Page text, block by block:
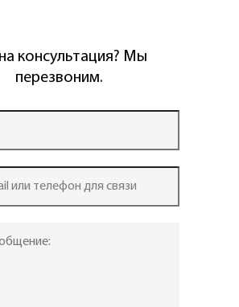
консультация? Мы
перезвоним.